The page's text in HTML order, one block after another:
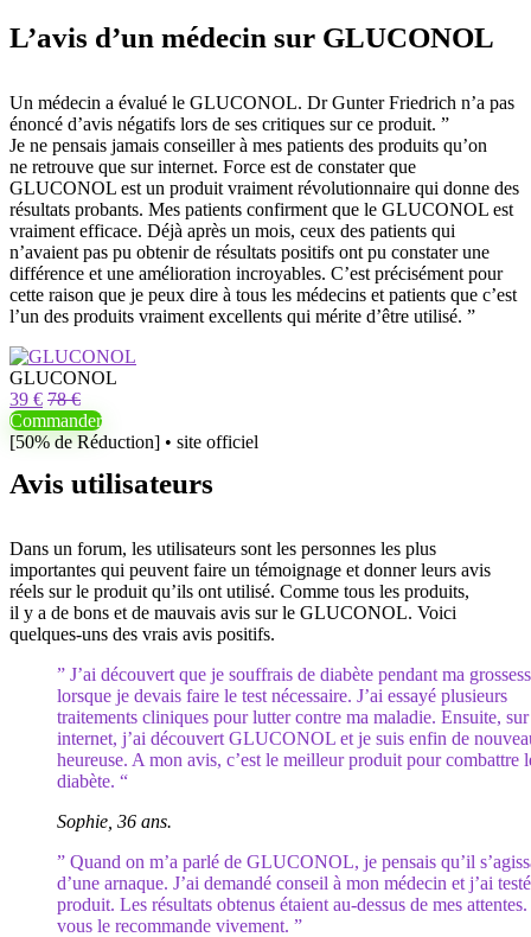
L’avis d’un médecin sur GLUCONOL
Un médecin a évalué le GLUCONOL. Dr Gunter Friedrich n’a pas
énoncé d’avis négatifs lors de ses critiques sur ce produit. ”
Je ne pensais jamais conseiller à mes patients des produits qu’on
ne retrouve que sur internet. Force est de constater que
GLUCONOL est un produit vraiment révolutionnaire qui donne des
résultats probants. Mes patients confirment que le GLUCONOL est
vraiment efficace. Déjà après un mois, ceux des patients qui
n’avaient pas pu obtenir de résultats positifs ont pu constater une
différence et une amélioration incroyables. C’est précisément pour
cette raison que je peux dire à tous les médecins et patients que c’est
l’un des produits vraiment excellents qui mérite d’être utilisé. ”
GLUCONOL
39 € 78 €
Commander
[50% de Réduction] • site officiel
Avis utilisateurs
Dans un forum, les utilisateurs sont les personnes les plus
importantes qui peuvent faire un témoignage et donner leurs avis
réels sur le produit qu’ils ont utilisé. Comme tous les produits,
il y a de bons et de mauvais avis sur le GLUCONOL. Voici
quelques-uns des vrais avis positifs.
” J’ai découvert que je souffrais de diabète pendant ma
lorsque je devais faire le test nécessaire. J’ai essayé plusieurs
traitements cliniques pour lutter contre ma maladie. Ensuite, sur
internet, j’ai découvert GLUCONOL et je suis enfin de
heureuse. A mon avis, c’est le meilleur produit pour combattre
diabète. “
Sophie, 36 ans.
” Quand on m’a parlé de GLUCONOL, je pensais qu’il
d’une arnaque. J’ai demandé conseil à mon médecin et j’ai
produit. Les résultats obtenus étaient au-dessus de mes attentes.
vous le recommande vivement. ”